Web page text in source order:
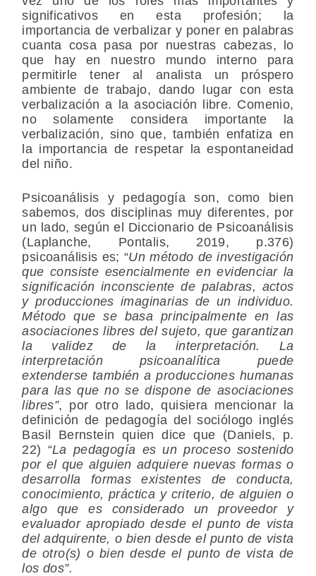
significativos en esta profesión; la
importancia de verbalizar y poner en palabras
cuanta cosa pasa por nuestras cabezas, lo
que hay en nuestro mundo interno para
permitirle tener al analista un próspero
ambiente de trabajo, dando lugar con esta
verbalización a la asociación libre. Comenio,
no solamente considera importante la
verbalización, sino que, también enfatiza en
la importancia de respetar la espontaneidad
del niño.
Psicoanálisis y pedagogía son, como bien
sabemos, dos disciplinas muy diferentes, por
un lado, según el Diccionario de Psicoanálisis
(Laplanche, Pontalis, 2019, p.376)
psicoanálisis es; “Un método de investigación
que consiste esencialmente en evidenciar la
significación inconsciente de palabras, actos
y producciones imaginarias de un individuo.
Método que se basa principalmente en las
asociaciones libres del sujeto, que garantizan
la validez de la interpretación. La
interpretación psicoanalítica puede
extenderse también a producciones humanas
para las que no se dispone de asociaciones
libres”, por otro lado, quisiera mencionar la
definición de pedagogía del sociólogo inglés
Basil Bernstein quien dice que (Daniels, p.
22) “La pedagogía es un proceso sostenido
por el que alguien adquiere nuevas formas o
desarrolla formas existentes de conducta,
conocimiento, práctica y criterio, de alguien o
algo que es considerado un proveedor y
evaluador apropiado desde el punto de vista
del adquirente, o bien desde el punto de vista
de otro(s) o bien desde el punto de vista de
los dos”.